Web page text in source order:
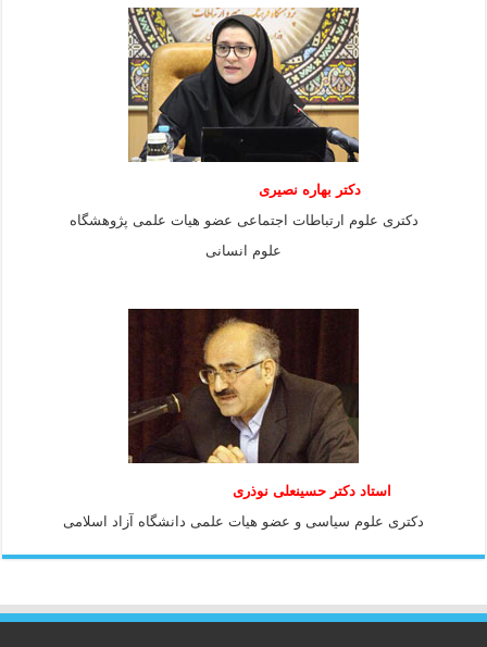
دکتر بهاره نصیری
دکتری علوم ارتباطات اجتماعی عضو هیات علمی پژوهشگاه
علوم انسانی
استاد دكتر حسينعلی نوذری
دكتری علوم سياسی و عضو هيات علمی دانشگاه آزاد اسلامی